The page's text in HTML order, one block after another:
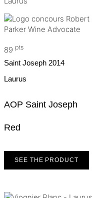
89 pts
Saint Joseph 2014
Laurus
AOP Saint Joseph
Red
SEE THE PRODUCT